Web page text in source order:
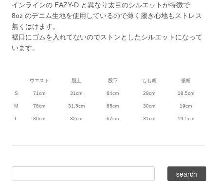
インラインの EAZY-D と異なり太目のシルエットが特徴で
8oz のデニム生地を使用しているので薄く履き心地もストレス
無くはけます。
裾口にゴムを入れてないのでストンとしたシルエットになって
います。
ウエスト 股上 股下 もも幅 裾幅
S 71cm 31cm 64cm 29cm 18.5cm
M 76cm 31.5cm 65cm 30cm 19cm
L 80cm 32cm 67cm 31cm 19.5cm